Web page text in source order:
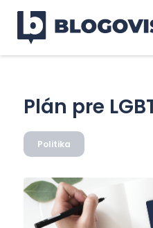
Plán pre
Politika